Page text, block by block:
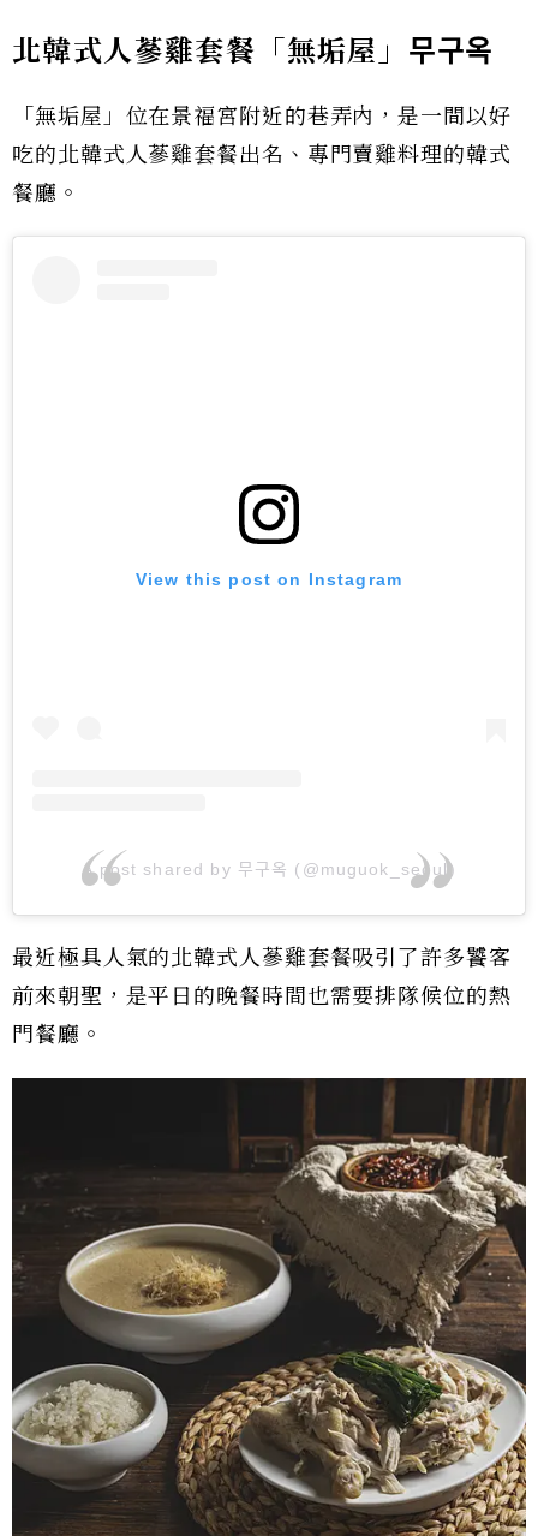
北韓式人蔘雞套餐「無垢屋」 무구옥
「無垢屋」位在景福宮附近的巷弄內，是一間以好
吃的北韓式人蔘雞套餐出名、專門賣雞料理的韓式
餐廳。
View this post on Instagram
A post shared by 무구옥 (@muguok_seoul)
最近極具人氣的北韓式人蔘雞套餐吸引了許多饕客
前來朝聖，是平日的晚餐時間也需要排隊候位的熱
門餐廳。